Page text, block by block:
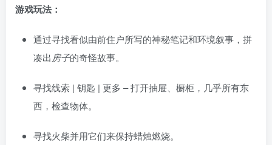
游戏玩法：
通过寻找看似由前住户所写的神秘笔记和环境叙事，拼
凑出房子的奇怪故事。
寻找线索 | 钥匙 | 更多 – 打开抽屉、橱柜，几乎所有东
西，检查物体。
寻找火柴并用它们来保持蜡烛燃烧。